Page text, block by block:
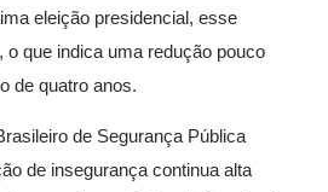
eleição presidencial, esse
o que indica uma redução pouco
de quatro anos.
de Segurança Pública
de insegurança continua alta